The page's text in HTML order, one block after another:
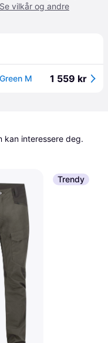
Se vilkår og andre
M 1 559 kr
Trendy